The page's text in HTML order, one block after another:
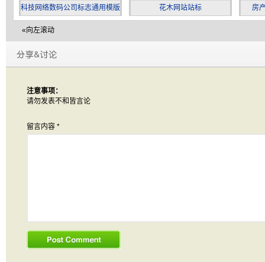
科技网络数码公司标志通用模版 花木网站站标 房
«向左滚动
注意事项：
请勿发表不和皆言论
留言内容 *